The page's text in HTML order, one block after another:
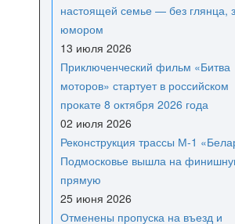
настоящей семье — без глянца,
юмором
13 июля 2026
Приключенческий фильм «Битва
моторов» стартует в российском
прокате 8 октября 2026 года
02 июля 2026
Реконструкция трассы М-1
Подмосковье вышла на
прямую
25 июня 2026
Отменены пропуска на въезд и